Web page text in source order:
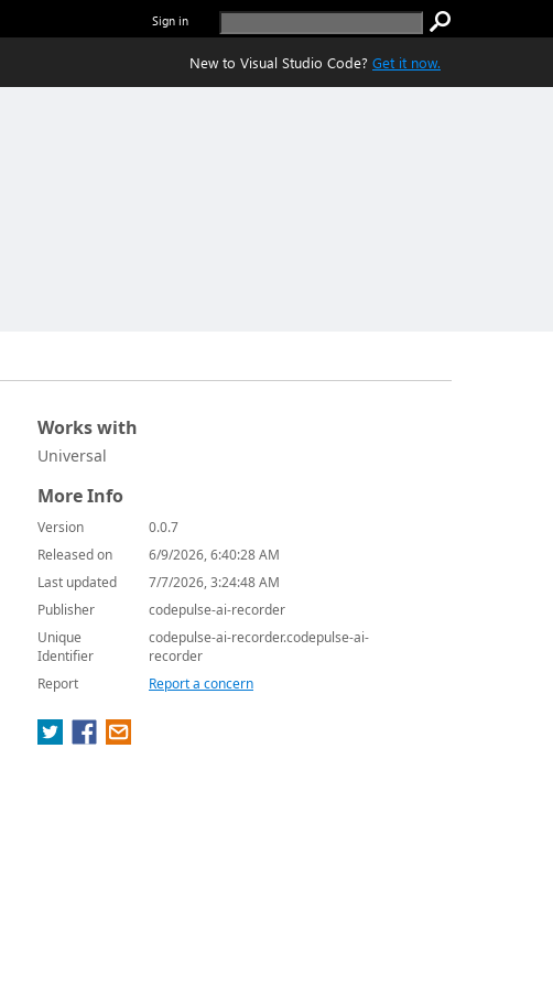
Sign in
New to Visual Studio Code? Get it now.
Works with
Universal
More Info
Version
0.0.7
Released on
6/9/2026, 6:40:28 AM
Last updated
7/7/2026, 3:24:48 AM
Publisher
codepulse-ai-recorder
Unique
Identifier
codepulse-ai-recorder.codepulse-ai-
recorder
Report
Report a concern